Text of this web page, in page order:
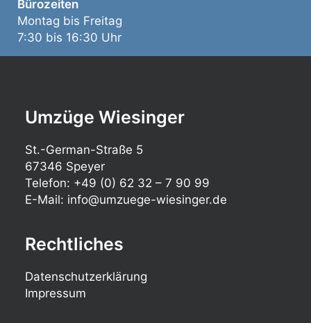
Ab Juni 2025 gilt: Wer umzieht, muss
Bürozeiten
Montag bis Freitag
7:30 bis 16:30 Uhr
Umzüge Wiesinger
St.-German-Straße 5
67346 Speyer
Telefon: +49 (0) 62 32 – 7 90 99
E-Mail: info@umzuege-wiesinger.de
Rechtliches
Datenschutzerklärung
Impressum